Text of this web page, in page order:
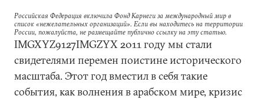
Российская Федерация включила Фонд Карнеги за международный мир в
список «нежелательных организаций». Если вы находитесь на территории
России, пожалуйста, не размещайте публично ссылку на эту статью.
IMGXYZ9127IMGZYX 2011 году мы стали
свидетелями перемен поистине исторического
масштаба. Этот год вместил в себя такие
события, как волнения в арабском мире, кризис